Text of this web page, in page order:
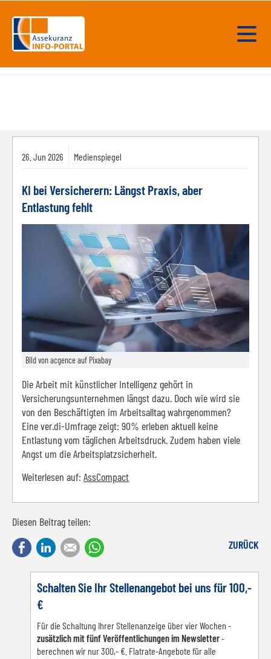
26. Jun 2026 Medienspiegel
KI bei Versicherern: Längst Praxis, aber
Entlastung fehlt
Bild von acgence auf Pixabay
Die Arbeit mit künstlicher Intelligenz gehört in
Versicherungsunternehmen längst dazu. Doch wie wird sie
von den Beschäftigten im Arbeitsalltag wahrgenommen?
Eine ver.di-Umfrage zeigt: 90% erleben aktuell keine
Entlastung vom täglichen Arbeitsdruck. Zudem haben viele
Angst um die Arbeitsplatzsicherheit.
Weiterlesen auf: AssCompact
Diesen Beitrag teilen:
FacebookLinkedInE-mail ZURÜCK
Schalten Sie Ihr Stellenangebot bei uns für 100,-
€
Für die Schaltung Ihrer Stellenanzeige über vier Wochen -
zusätzlich mit fünf Veröffentlichungen im Newsletter-
berechnen wir nur 300,- €. Flatrate-Angebote für alle